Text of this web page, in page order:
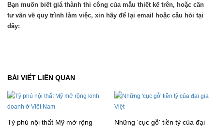
Bạn muốn biết giá thành thi công của mẫu thiết kế trên, hoặc cần
tư vấn về quy trình làm việc, xin hãy để lại email hoặc câu hỏi tại
đây:
BÀI VIẾT LIÊN QUAN
Tỷ phú nội thất Mỹ mở rộng
Những 'cục gỗ' tiền tỷ của đại